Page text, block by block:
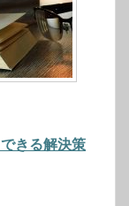
きる解決策